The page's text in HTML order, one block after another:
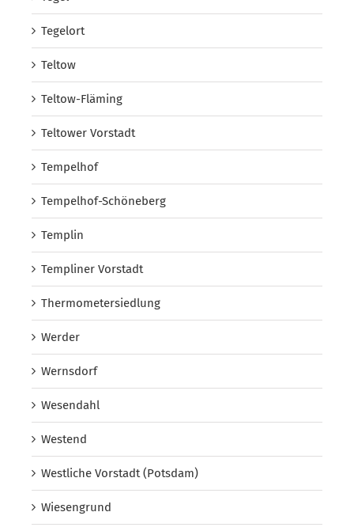
Tegelort
Teltow
Teltow-Fläming
Teltower Vorstadt
Tempelhof
Tempelhof-Schöneberg
Templin
Templiner Vorstadt
Thermometersiedlung
Werder
Wernsdorf
Wesendahl
Westend
Westliche Vorstadt (Potsdam)
Wiesengrund